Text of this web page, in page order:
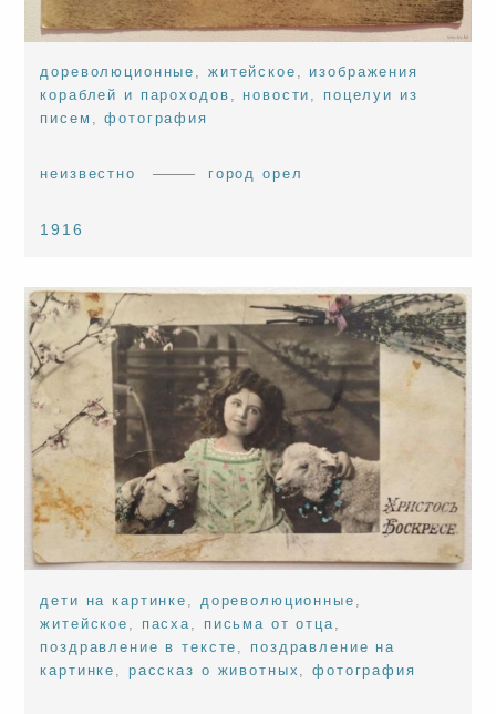
дореволюционные , житейское , изображения
кораблей и пароходов , новости , поцелуи из
писем ,фотография
неизвестно город орел
1916
дети на картинке дореволюционные
житейское
пасха письма от отца
поздравление в тексте
поздравление на
картинке
рассказ о животных ,фотография